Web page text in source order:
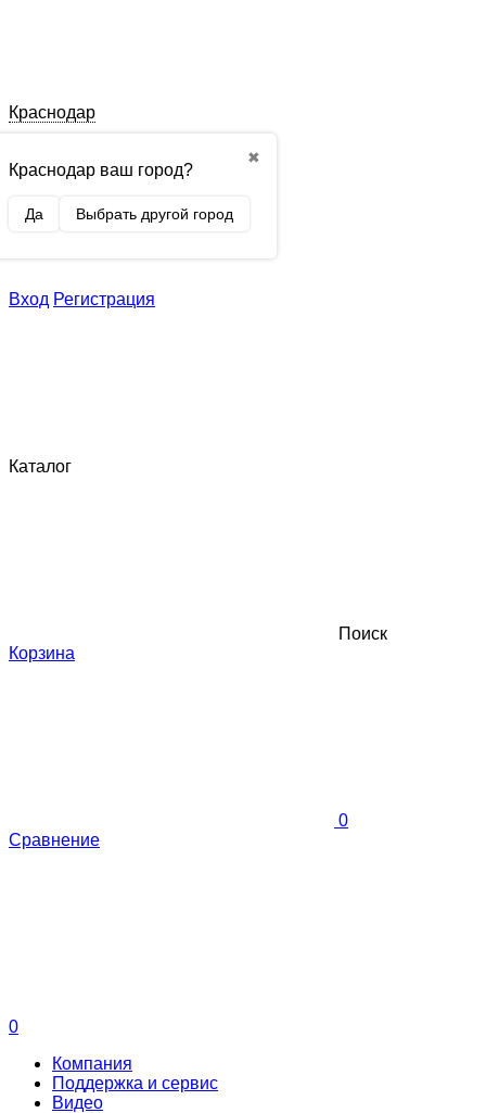
Краснодар
✖
Краснодар ваш город?
Да Выбрать другой город
Вход Регистрация
Каталог
Поиск
Корзина
0
Сравнение
0
Компания
Поддержка и сервис
Видео